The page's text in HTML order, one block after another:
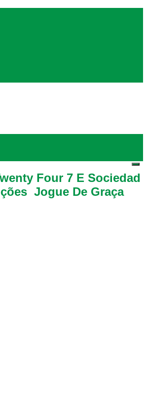
Four 7 E Sociedad
Jogue De Graça